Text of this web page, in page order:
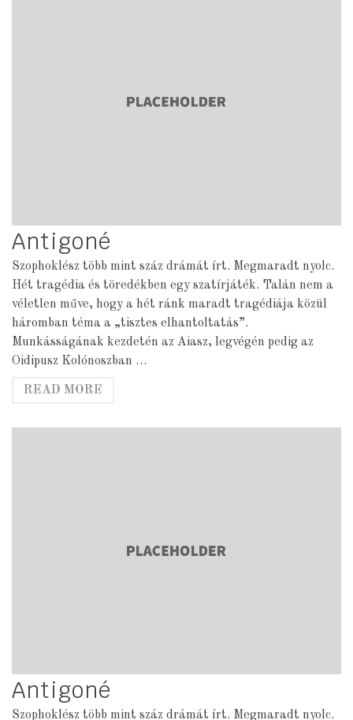
Antigoné
Szophoklész több mint száz drámát írt. Megmaradt nyolc.
Hét tragédia és töredékben egy szatírjáték. Talán nem a
véletlen műve, hogy a hét ránk maradt tragédiája közül
háromban téma a „tisztes elhantoltatás”.
Munkásságának kezdetén az Aiasz, legvégén pedig az
Oidipusz Kolónoszban …
READ MORE
Antigoné
Szophoklész több mint száz drámát írt. Megmaradt nyolc.